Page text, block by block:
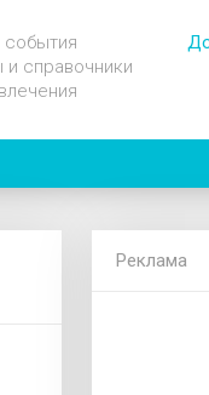
справочники
Реклама